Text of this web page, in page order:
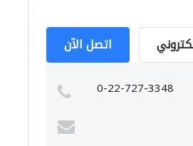
اتصل الآن
0-22-727-3348